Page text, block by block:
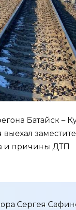
Батайск –
и причины ДТП
Сергея